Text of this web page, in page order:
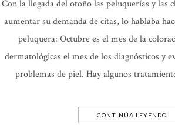
Con la llegada del otoño las peluquerías y las
aumentar su demanda de citas, lo hablaba
peluquera: Octubre es el mes de la
dermatológicas el mes de los diagnósticos y
problemas de piel. Hay algunos
CONTINÚA LEYENDO